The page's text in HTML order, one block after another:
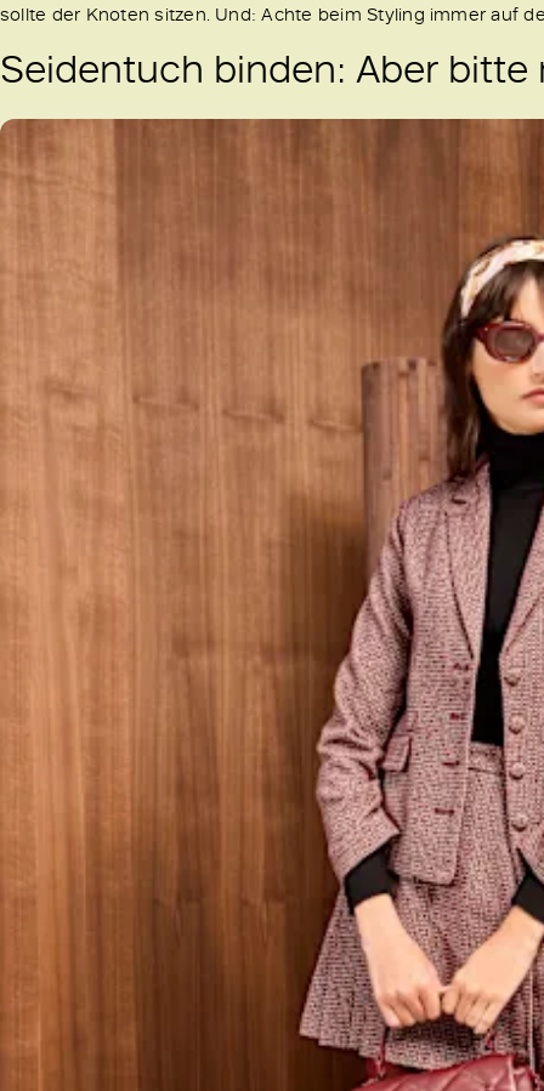
sollte der Knoten sitzen. Und: Achte beim Styling immer auf
Seidentuch binden: Aber bitte